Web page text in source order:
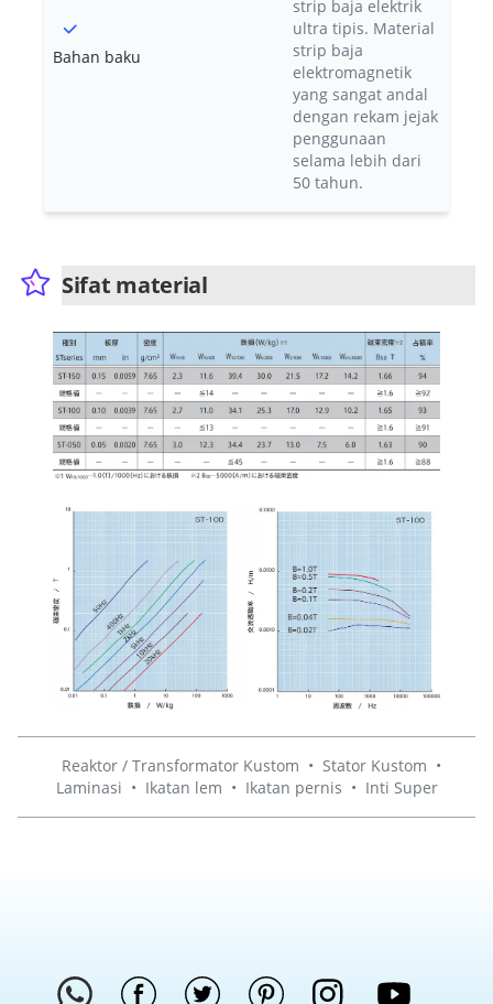
Bahan baku
strip baja elektrik
ultra tipis. Material
strip baja
elektromagnetik
yang sangat andal
dengan rekam jejak
penggunaan
selama lebih dari
50 tahun.
Sifat material
Reaktor / Transformator Kustom • Stator Kustom •
Laminasi • Ikatan lem • Ikatan pernis • Inti Super